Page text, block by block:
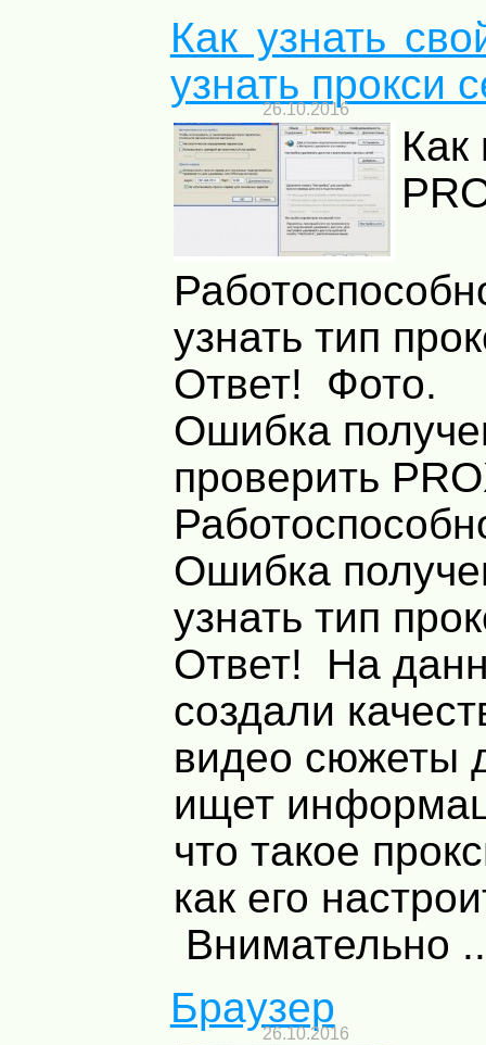
Как узнать
узнать прокси
26.10.2016
Как
узнать тип
Ответ! Фото.
Ошибка
проверить
Ошибка
узнать тип
Ответ! На
создали
видео сюжеты
ищет
что такое
как его
Внимательно
Браузер
26.10.2016